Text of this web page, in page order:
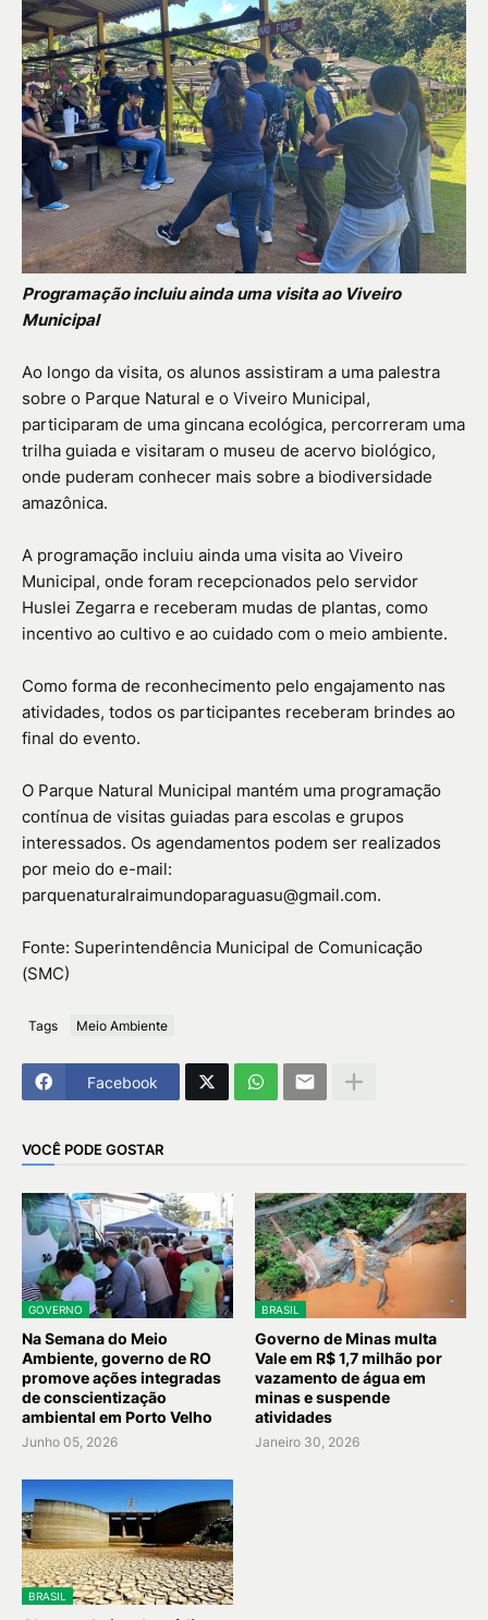
Programação incluiu ainda uma visita ao Viveiro
Municipal
Ao longo da visita, os alunos assistiram a uma palestra
sobre o Parque Natural e o Viveiro Municipal,
participaram de uma gincana ecológica, percorreram uma
trilha guiada e visitaram o museu de acervo biológico,
onde puderam conhecer mais sobre a biodiversidade
amazônica.
A programação incluiu ainda uma visita ao Viveiro
Municipal, onde foram recepcionados pelo servidor
Huslei Zegarra e receberam mudas de plantas, como
incentivo ao cultivo e ao cuidado com o meio ambiente.
Como forma de reconhecimento pelo engajamento nas
atividades, todos os participantes receberam brindes ao
final do evento.
O Parque Natural Municipal mantém uma programação
contínua de visitas guiadas para escolas e grupos
interessados. Os agendamentos podem ser realizados
por meio do e-mail:
parquenaturalraimundoparaguasu@gmail.com.
Fonte: Superintendência Municipal de Comunicação
(SMC)
Tags Meio Ambiente
Facebook
VOCÊ PODE GOSTAR
GOVERNO
Na Semana do Meio
Ambiente, governo de RO
promove ações integradas
de conscientização
ambiental em Porto Velho
Junho 05, 2026
BRASIL
Governo de Minas multa
Vale em R$ 1,7 milhão por
vazamento de água em
minas e suspende
atividades
Janeiro 30, 2026
BRASIL